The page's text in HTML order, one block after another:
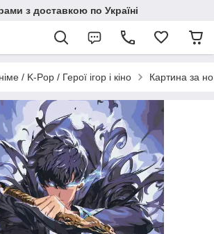
з доставкою по Україні
/ K-Pop / Герої ігор і кіно Картина за